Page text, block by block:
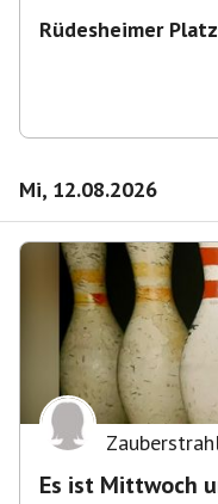
Rüdesheimer
Mi, 12.08.2026
Es ist Mittwoch